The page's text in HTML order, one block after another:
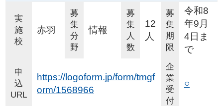
実
施
校
赤羽
募
集
分
野
情報
募
集
人
数
12
人
募
集
期
限
令和8
年9月
4日ま
で
申
込
URL
https://logoform.jp/form/tmgf
orm/1568966
企
業
受
付
○